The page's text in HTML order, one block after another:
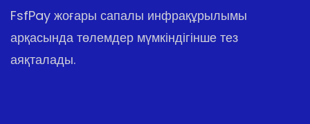
FsfPay жоғары сапалы инфрақұрылымы
арқасында төлемдер мүмкіндігінше тез
аяқталады.